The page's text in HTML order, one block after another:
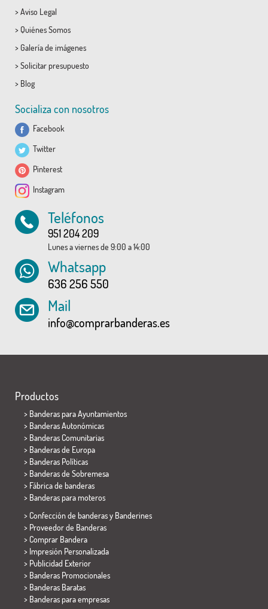
> Aviso Legal
> Quiénes Somos
> Galería de imágenes
> Solicitar presupuesto
> Blog
Socializa con nosotros
Facebook
Twitter
Pinterest
Instagram
Teléfonos
951 204 209
Lunes a viernes de 9:00 a 14:00
Whatsapp
636 256 550
Mail
info@comprarbanderas.es
Productos
> Banderas para Ayuntamientos
> Banderas Autonómicas
> Banderas Comunitarias
> Banderas de Europa
> Banderas Políticas
> Banderas de Sobremesa
> Fábrica de banderas
> Banderas para moteros
> Confección de banderas y Banderines
> Proveedor de Banderas
> Comprar Bandera
> Impresión Personalizada
> Publicidad Exterior
> Banderas Promocionales
> Banderas Baratas
> Banderas para empresas